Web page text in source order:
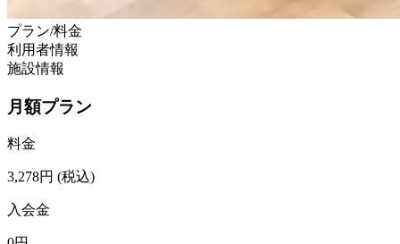
プラン/料金
利用者情報
施設情報
月額プラン
料金
3,278円 (税込)
入会金